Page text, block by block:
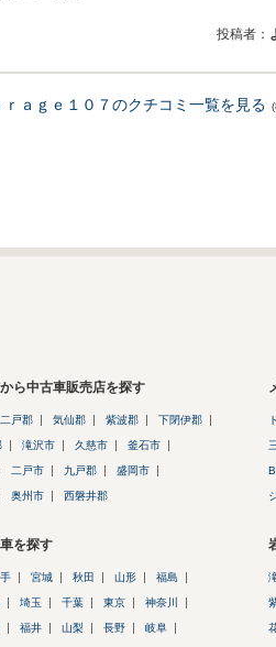
投稿者：
ｒａｇｅ１０７のクチコミ一覧を見る
ら中古車販売店を探す
二戸郡 気仙郡 紫波郡 下閉伊郡
滝沢市 久慈市 釜石市
二戸市 九戸郡 盛岡市
奥州市 西磐井郡
を探す
宮城 秋田 山形 福島
埼玉 千葉 東京 神奈川
福井 山梨 長野 岐阜